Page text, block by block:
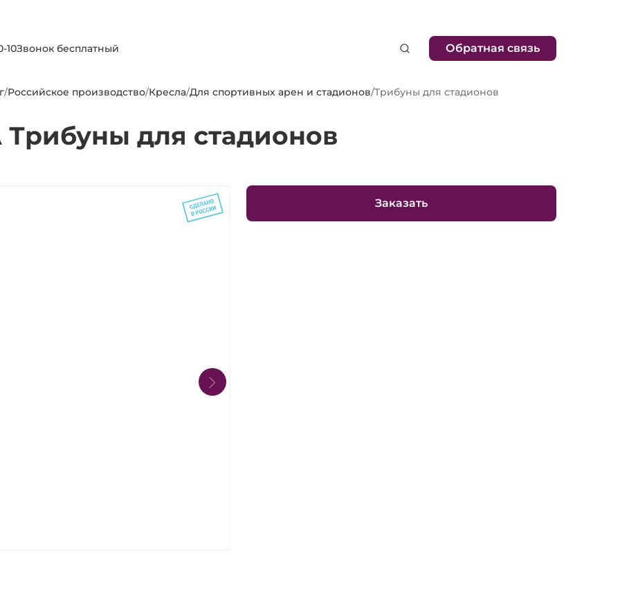
10Звонок бесплатный Обратная связь
/Российское производство/Кресла/Для спортивных арен и стадионов/Трибуны для стадионов
Трибуны для стадионов
Заказать